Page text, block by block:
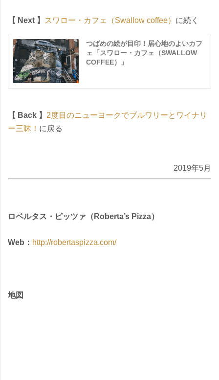
【 Next 】 スワロー・カフェ（Swallow coffee） に続く
つばめの絵が目印！居心地のよいカフ
ェ「スワロー・カフェ（SWALLOW
COFFEE）」
【 Back 】 2度目のニューヨークでブルワリーとワイナリ
ー三昧！ に戻る
2019年5月
ロベルタス・ピッツァ（Roberta’s Pizza）
Web： http://robertaspizza.com/
地図